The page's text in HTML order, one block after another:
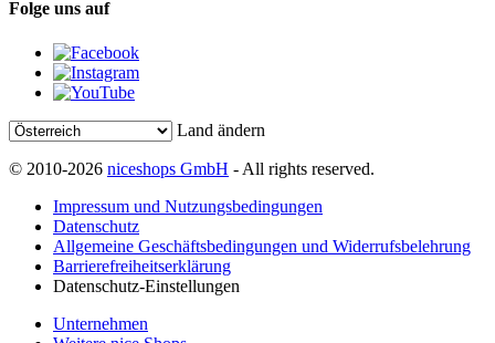
Folge uns auf
Land ändern
© 2010-2026 niceshops GmbH - All rights reserved.
Impressum und Nutzungsbedingungen
Datenschutz
Allgemeine Geschäftsbedingungen und Widerrufsbelehrung
Barrierefreiheitserklärung
Datenschutz-Einstellungen
Unternehmen